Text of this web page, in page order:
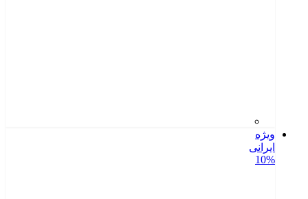
ویژه
ایرانی
10%